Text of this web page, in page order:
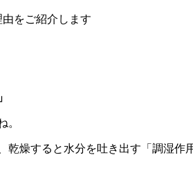
をご紹介します
。
乾燥すると水分を吐き出す「調湿